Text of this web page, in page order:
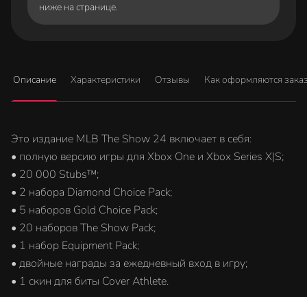
ниже на странице.
Описание Характеристики Отзывы Как оформляются
Это издание MLB The Show 24 включает в себя:
• полную версию игры для Xbox One и Xbox Series X|S;
• 20 000 Stubs™;
• 2 набора Diamond Choice Pack;
• 5 наборов Gold Choice Pack;
• 20 наборов The Show Pack;
• 1 набор Equipment Pack;
• двойные награды за ежедневный вход в игру;
• 1 скин для биты Cover Athlete.